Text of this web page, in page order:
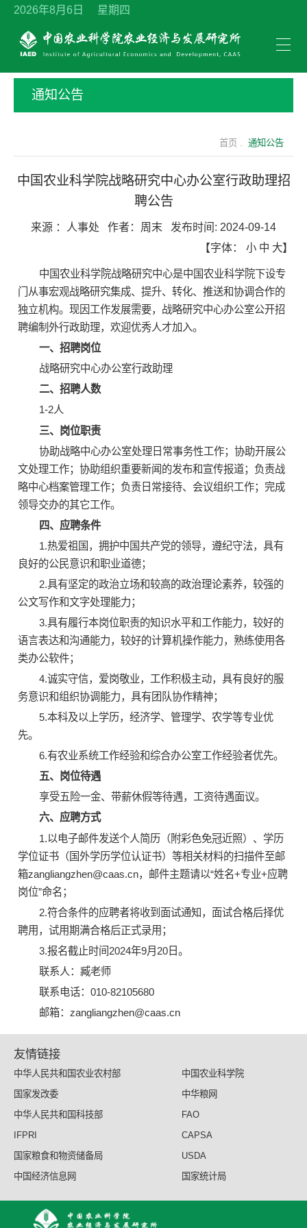
2026年8月6日 星期四
通知公告
首页 . 通知公告
中国农业科学院战略研究中心办公室行政助理招
聘公告
来源 ： 人事处 作者： 周末 发布时间: 2024-09-14
【字体： 小 中 大】
中国农业科学院战略研究中心是中国农业科学院下设专
门从事宏观战略研究集成、提升、转化、推送和协调合作的
独立机构。现因工作发展需要，战略研究中心办公室公开招
聘编制外行政助理，欢迎优秀人才加入。
一、招聘岗位
战略研究中心办公室行政助理
二、招聘人数
1-2人
三、岗位职责
协助战略中心办公室处理日常事务性工作；协助开展公
文处理工作；协助组织重要新闻的发布和宣传报道；负责战
略中心档案管理工作；负责日常接待、会议组织工作；完成
领导交办的其它工作。
四、应聘条件
1.热爱祖国，拥护中国共产党的领导，遵纪守法，具有
良好的公民意识和职业道德；
2.具有坚定的政治立场和较高的政治理论素养，较强的
公文写作和文字处理能力；
3.具有履行本岗位职责的知识水平和工作能力，较好的
语言表达和沟通能力，较好的计算机操作能力，熟练使用各
类办公软件；
4.诚实守信，爱岗敬业，工作积极主动，具有良好的服
务意识和组织协调能力，具有团队协作精神；
5.本科及以上学历，经济学、管理学、农学等专业优
先。
6.有农业系统工作经验和综合办公室工作经验者优先。
五、岗位待遇
享受五险一金、带薪休假等待遇，工资待遇面议。
六、应聘方式
1.以电子邮件发送个人简历（附彩色免冠近照）、学历
学位证书（国外学历学位认证书）等相关材料的扫描件至邮
箱zangliangzhen@caas.cn，邮件主题请以“姓名+专业+应聘
岗位”命名；
2.符合条件的应聘者将收到面试通知，面试合格后择优
聘用，试用期满合格后正式录用；
3.报名截止时间2024年9月20日。
联系人：臧老师
联系电话：010-82105680
邮箱：zangliangzhen@caas.cn
友情链接
中华人民共和国农业农村部
中国农业科学院
国家发改委
中华粮网
中华人民共和国科技部
FAO
IFPRI
CAPSA
国家粮食和物资储备局
USDA
中国经济信息网
国家统计局